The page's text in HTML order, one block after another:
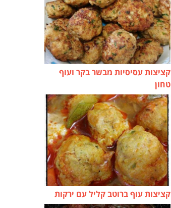
קציצות עסיסיות מבשר בקר ועוף
טחון
קציצות עוף ברוטב קליל עם ירקות